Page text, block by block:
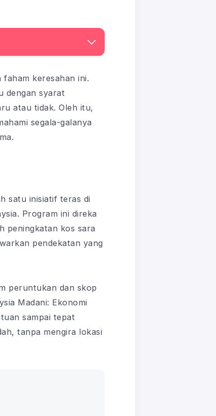
faham keresahan ini.
dengan syarat
atau tidak. Oleh itu,
segala-galanya
satu inisiatif teras di
Program ini direka
peningkatan kos sara
pendekatan yang
peruntukan dan skop
Madani: Ekonomi
sampai tepat
tanpa mengira lokasi